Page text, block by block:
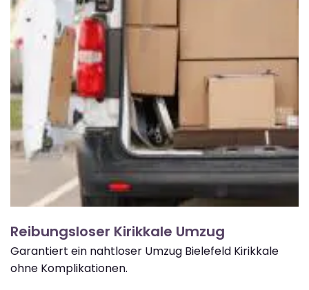
Reibungsloser Kirikkale Umzug
Garantiert ein nahtloser Umzug Bielefeld Kirikkale
ohne Komplikationen.